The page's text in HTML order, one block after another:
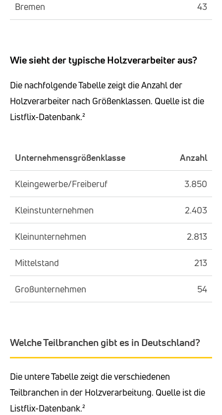
Bremen 43
Wie sieht der typische Holzverarbeiter aus?
Die nachfolgende Tabelle zeigt die Anzahl der
Holzverarbeiter nach Größenklassen. Quelle ist die
Listflix-Datenbank.²
Unternehmensgrößenklasse Anzahl
Kleingewerbe/Freiberuf 3.850
Kleinstunternehmen 2.403
Kleinunternehmen 2.813
Mittelstand 213
Großunternehmen 54
Welche Teilbranchen gibt es in Deutschland?
Die untere Tabelle zeigt die verschiedenen
Teilbranchen in der Holzverarbeitung. Quelle ist die
Listflix-Datenbank.²